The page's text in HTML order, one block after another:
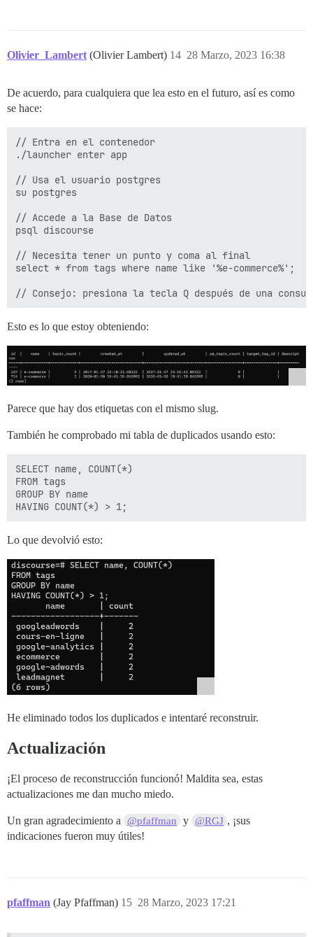
Olivier_Lambert (Olivier Lambert) 28 Marzo, 2023 16:38
14
De acuerdo, para cualquiera que lea esto en el futuro, así es como
se hace:
// Entra en el contenedor
./launcher enter app
// Usa el usuario postgres
su postgres
// Accede a la Base de Datos
psql discourse
// Necesita tener un punto y coma al final
select * from tags where name like '%e-commerce%';
Esto es lo que estoy obteniendo:
Parece que hay dos etiquetas con el mismo slug.
También he comprobado mi tabla de duplicados usando esto:
SELECT name, COUNT(*)
FROM tags
GROUP BY name
Lo que devolvió esto:
He eliminado todos los duplicados e intentaré reconstruir.
Actualización
¡El proceso de reconstrucción funcionó! Maldita sea, estas
actualizaciones me dan mucho miedo.
Un gran agradecimiento a @pfaffman y @RGJ , ¡sus
indicaciones fueron muy útiles!
pfaffman (Jay Pfaffman) 28 Marzo, 2023 17:21
15